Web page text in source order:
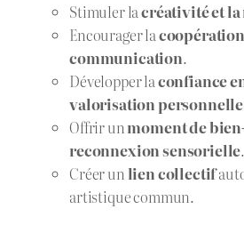
Stimuler lacréativité et
Encourager la
communication.
Développer laconfiance
valorisation personnelle
Offrir unmoment de
reconnexion sensorielle.
Créer un lien collectif
artistique commun.